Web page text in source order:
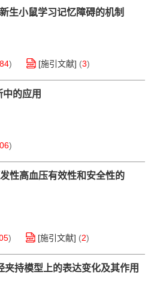
生小鼠学习记忆障碍的机制
) [施引文献] (3)
的应用
)
性高血压有效性和安全性的
) [施引文献] (2)
夹持模型上的表达变化及其作用